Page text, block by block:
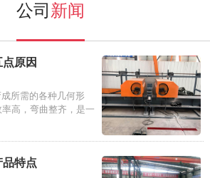
公司 新闻
原因
所需的各种几何形
高，弯曲整齐，是一
特点